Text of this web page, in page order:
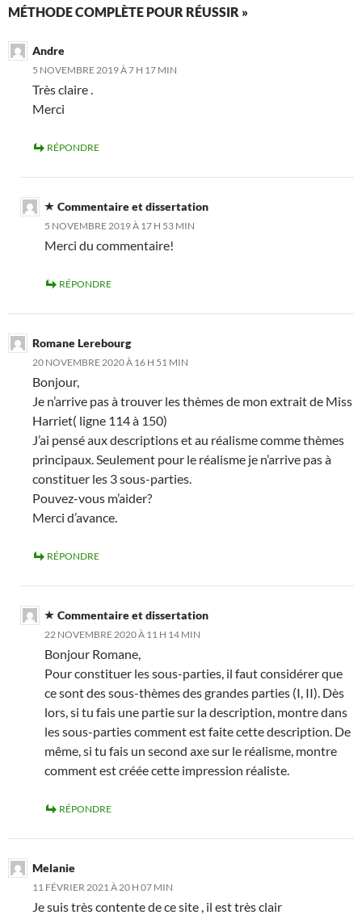
MÉTHODE COMPLÈTE POUR RÉUSSIR »
Andre
5 NOVEMBRE 2019 À 7 H 17 MIN
Très claire .
Merci
RÉPONDRE
Commentaire et dissertation
5 NOVEMBRE 2019 À 17 H 53 MIN
Merci du commentaire!
RÉPONDRE
Romane Lerebourg
20 NOVEMBRE 2020 À 16 H 51 MIN
Bonjour,
Je n’arrive pas à trouver les thèmes de mon extrait de Miss
Harriet( ligne 114 à 150)
J’ai pensé aux descriptions et au réalisme comme thèmes
principaux. Seulement pour le réalisme je n’arrive pas à
constituer les 3 sous-parties.
Pouvez-vous m’aider?
Merci d’avance.
RÉPONDRE
Commentaire et dissertation
22 NOVEMBRE 2020 À 11 H 14 MIN
Bonjour Romane,
Pour constituer les sous-parties, il faut considérer que
ce sont des sous-thèmes des grandes parties (I, II). Dès
lors, si tu fais une partie sur la description, montre dans
les sous-parties comment est faite cette description. De
même, si tu fais un second axe sur le réalisme, montre
comment est créée cette impression réaliste.
RÉPONDRE
Melanie
11 FÉVRIER 2021 À 20 H 07 MIN
Je suis très contente de ce site , il est très clair